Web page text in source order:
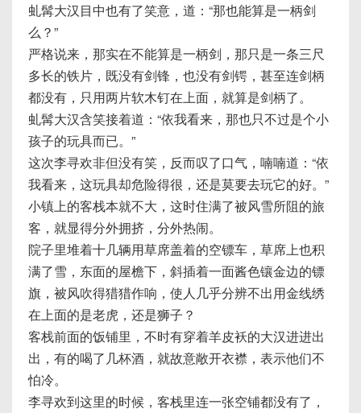
虬髯大汉目中也有了笑意，道：“那也能算是一柄剑
么？”
严格说来，那实在不能算是一柄剑，那只是一条三尺
多长的铁片，既没有剑锋，也没有剑锷，甚至连剑柄
都没有，只用两片软木钉在上面，就算是剑柄了。
虬髯大汉含笑接着道：“依我看来，那也只不过是个小
孩子的玩具而已。”
这次李寻欢非但没有笑，反而叹了口气，喃喃道：“依
我看来，这玩具却危险得很，还是莫要去玩它的好。”
小镇上的客栈本就不大，这时住满了被风雪所阻的旅
客，就显得分外拥挤，分外热闹。
院子里堆着十几辆用草席盖着的空镖车，草席上也积
满了雪，东面的屋檐下，斜插着一面酱色镶金边的镖
旗，被风吹得猎猎作响，使人几乎分辨不出用金线绣
在上面的是老虎，还是狮子？
客栈前面的饭铺里，不时有穿着羊皮袄的大汉进进出
出，有的喝了几杯酒，就故意敞开衣襟，表示他们不
怕冷。
李寻欢到这里的时候，客栈里连一张空铺都没有了，